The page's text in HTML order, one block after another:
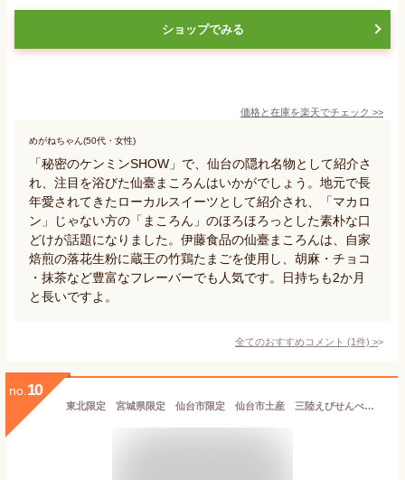
ショップでみる
価格と在庫を楽天でチェック >>
めがねちゃん(50代・女性)
「秘密のケンミンSHOW」で、仙台の隠れ名物として紹介さ
れ、注目を浴びた仙臺まころんはいかがでしょう。地元で長
年愛されてきたローカルスイーツとして紹介され、「マカロ
ン」じゃない方の「まころん」のほろほろっとした素朴な口
どけが話題になりました。伊藤食品の仙臺まころんは、自家
焙煎の落花生粉に蔵王の竹鶏たまごを使用し、胡麻・チョコ
・抹茶など豊富なフレーバーでも人気です。日持ちも2か月
と長いですよ。
全てのおすすめコメント (1件) >
no. 10
東北限定 宮城県限定 仙台市限定 仙台市土産 三陸えびせんべい 海老 SANRIKU SENBEI 三陸産の塩 三陸産ぶどうえび使用 焼菓子 27個 海老煎餅 えびせんべい 海老せんべい